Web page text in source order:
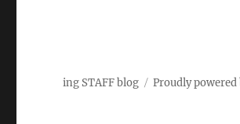
ing STAFF blog Proudly powered